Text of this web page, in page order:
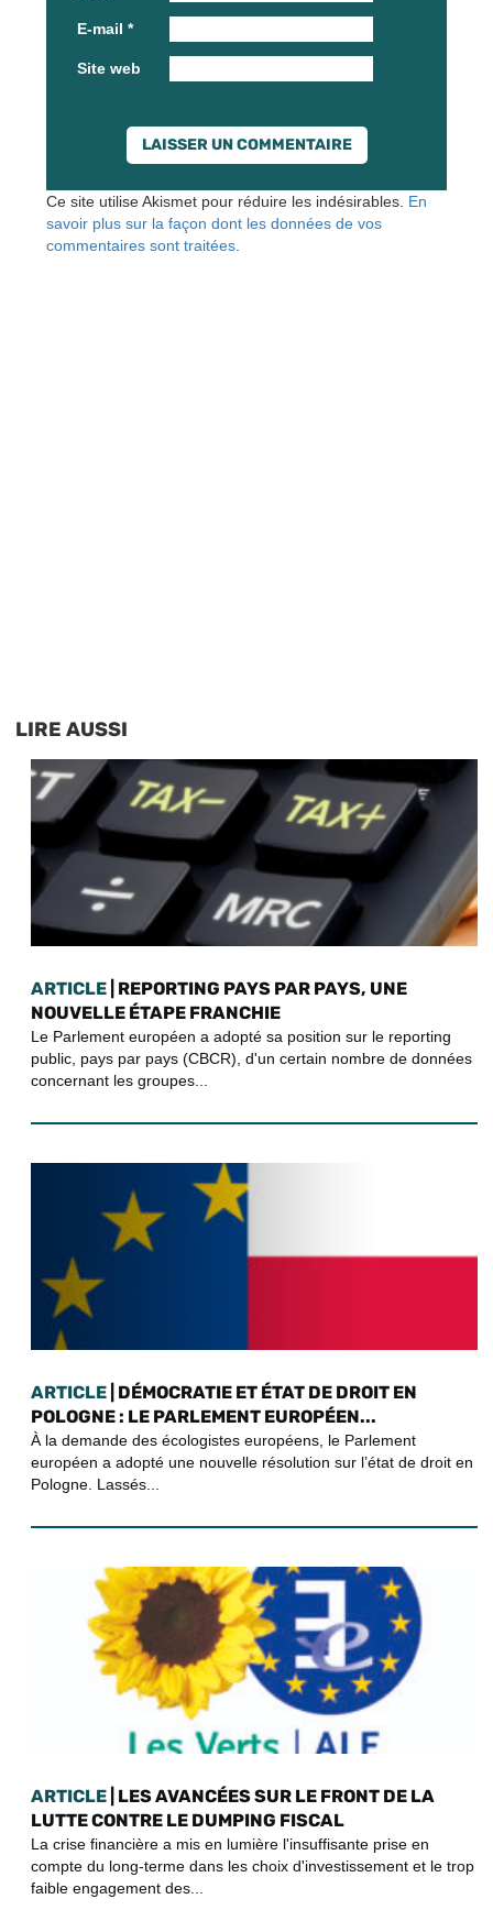
E-mail *
Site web
Ce site utilise Akismet pour réduire les indésirables. En
savoir plus sur la façon dont les données de vos
commentaires sont traitées
LIRE AUSSI
ARTICLE | REPORTING PAYS PAR PAYS, UNE
NOUVELLE ÉTAPE FRANCHIE
Le Parlement européen a adopté sa position sur le reporting
public, pays par pays (CBCR), d'un certain nombre de données
concernant les groupes...
ARTICLE | DÉMOCRATIE ET ÉTAT DE DROIT EN
POLOGNE : LE PARLEMENT EUROPÉEN...
À la demande des écologistes européens, le Parlement
européen a adopté une nouvelle résolution sur l’état de droit en
Pologne. Lassés...
ARTICLE | LES AVANCÉES SUR LE FRONT DE LA
LUTTE CONTRE LE DUMPING FISCAL
La crise financière a mis en lumière l'insuffisante prise en
compte du long-terme dans les choix d'investissement et le trop
faible engagement des...